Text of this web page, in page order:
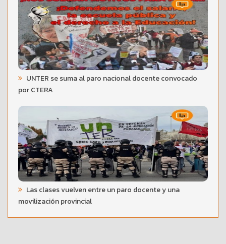
UNTER se suma al paro nacional docente convocado
por CTERA
Las clases vuelven entre un paro docente y una
movilización provincial